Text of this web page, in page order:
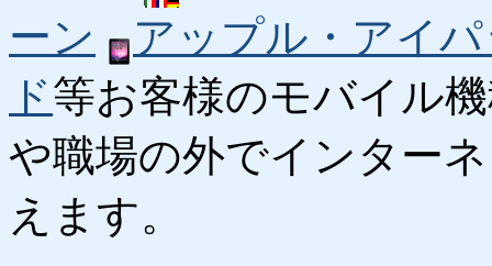
ーン
アップル・アイ
ド等お客様のモバイル
や職場の外でインター
えます。